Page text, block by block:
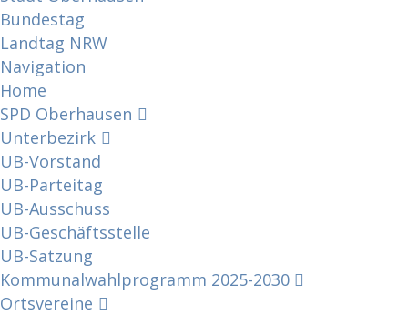
Bundestag
Landtag NRW
Navigation
Home
SPD Oberhausen
Unterbezirk
UB-Vorstand
UB-Parteitag
UB-Ausschuss
UB-Geschäftsstelle
UB-Satzung
Kommunalwahlprogramm 2025-2030
Ortsvereine